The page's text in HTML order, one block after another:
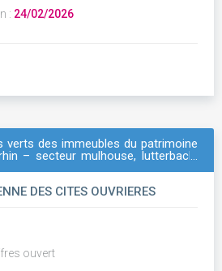
: 24/02/2026
verts des immeubles du patrimoine
– secteur mulhouse, lutterbach,
DES CITES OUVRIERES
ouvert